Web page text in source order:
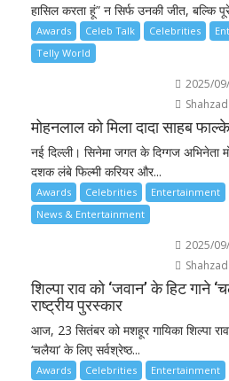
हासिल करता हूं” न सिर्फ उनकी जीत, बल्कि
Awards Celeb Talk Celebrities
Telly World
2025/
मोहनलाल को मिला दादा साहब
नई दिल्ली। सिनेमा जगत के दिग्गज अभिनेता
दशक लंबे फिल्मी करियर और...
Awards Celebrities Entertainment
News & Entertainment
2025/
शिल्पा राव को ‘जवान’ के हिट गाने
राष्ट्रीय पुरस्कार
आज, 23 सितंबर को मशहूर गायिका शिल्पा
‘चलैया’ के लिए सर्वश्रेष्ठ...
Awards Celebrities
Entertainment